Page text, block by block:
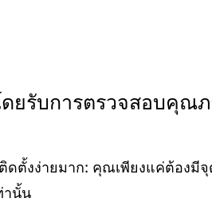
ยรับการตรวจสอบคุณ
ดตั้งง่ายมาก: คุณเพียงแค่ต้องมีจุ
านั้น